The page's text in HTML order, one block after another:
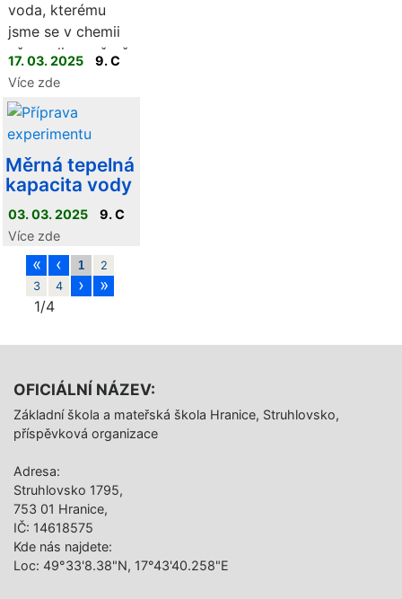
voda, kterému
jsme se v chemii
věnovali poměrně
důkladně, jsme
na téma Lázeňství
v ČR.
17. 03. 2025
9. C
Více zde
Měrná tepelná
kapacita vody
03. 03. 2025
9. C
Více zde
« ‹ 1
2
3
4 › »
1/4
OFICIÁLNÍ NÁZEV:
Základní škola a mateřská škola Hranice, Struhlovsko,
příspěvková organizace
Adresa:
Struhlovsko 1795,
753 01 Hranice,
IČ: 14618575
Kde nás najdete:
Loc: 49°33'8.38"N, 17°43'40.258"E